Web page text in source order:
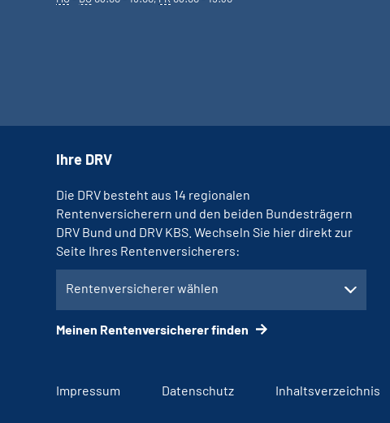
Ihre DRV
Die DRV besteht aus 14 regionalen
Rentenversicherern und den beiden Bundesträgern
DRV Bund und DRV KBS. Wechseln Sie hier direkt zur
Seite Ihres Rentenversicherers:
Rentenversicherer wählen
Meinen Rentenversicherer finden
Impressum Datenschutz Inhaltsverzeichnis